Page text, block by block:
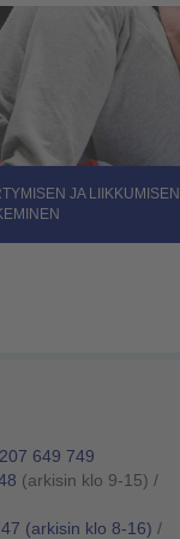
JA LIIKKUMISEN
649 749
(arkisin klo 9-15) /
(arkisin klo 8-16) /